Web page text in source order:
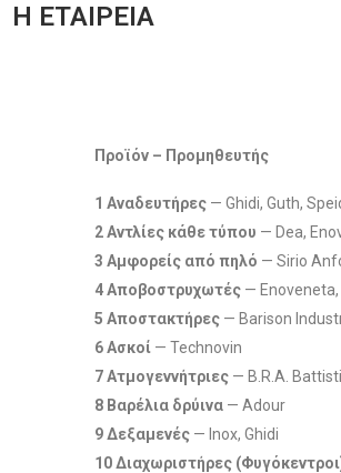
Η ΕΤΑΙΡΕΊΑ
Προϊόν – Προμηθευτής
1 Αναδευτήρες — Ghidi, Guth,
2 Αντλίες κάθε τύπου — Dea,
3 Αμφορείς από πηλό — Sirio
4 Αποβοστρυχωτές —
5 Αποστακτήρες — Barison
6 Ασκοί — Technovin
7 Ατμογεννήτριες — B.R.A.
8 Βαρέλια δρύινα — Adour
9 Δεξαμενές — Inox, Ghidi
10 Διαχωριστήρες